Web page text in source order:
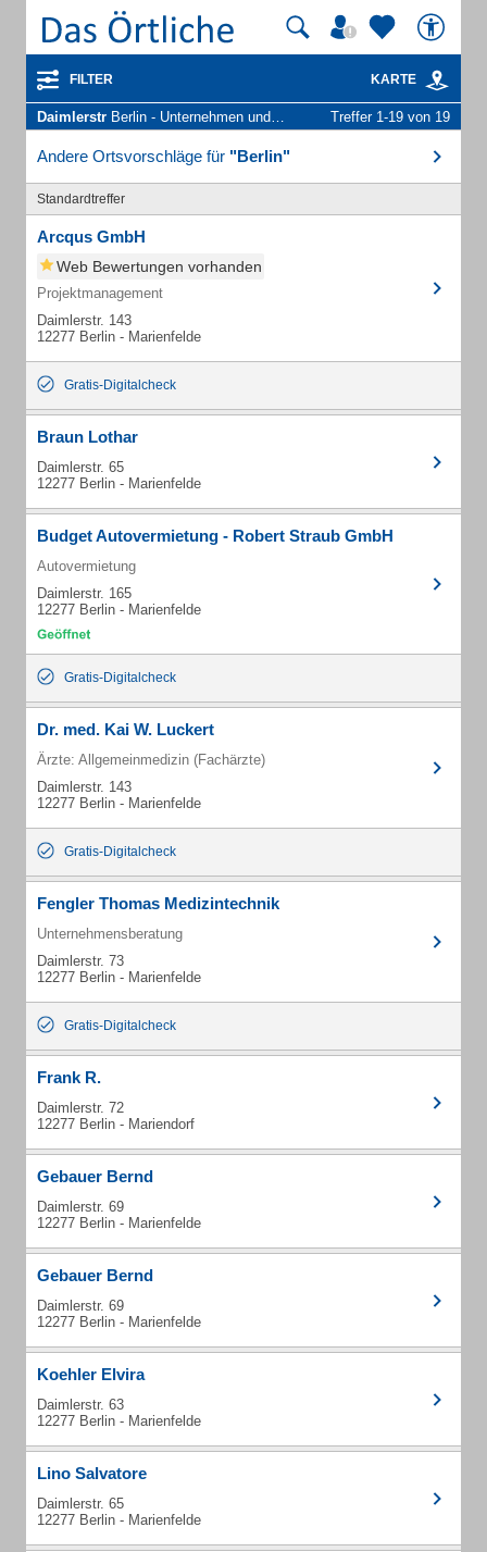
FILTER KARTE
Daimlerstr Berlin - Unternehmen und Personen Treffer 1-19 von 19
Andere Ortsvorschläge für "Berlin"
Standardtreffer
Arcqus GmbH
Web Bewertungen vorhanden
Projektmanagement
Daimlerstr. 143
12277 Berlin - Marienfelde
Gratis-Digitalcheck
Braun Lothar
Daimlerstr. 65
12277 Berlin - Marienfelde
Budget Autovermietung - Robert Straub GmbH
Autovermietung
Daimlerstr. 165
12277 Berlin - Marienfelde
Gratis-Digitalcheck
Dr. med. Kai W. Luckert
Ärzte: Allgemeinmedizin (Fachärzte)
Daimlerstr. 143
12277 Berlin - Marienfelde
Gratis-Digitalcheck
Fengler Thomas Medizintechnik
Unternehmensberatung
Daimlerstr. 73
12277 Berlin - Marienfelde
Gratis-Digitalcheck
Frank R.
Daimlerstr. 72
12277 Berlin - Mariendorf
Gebauer Bernd
Daimlerstr. 69
12277 Berlin - Marienfelde
Gebauer Bernd
Daimlerstr. 69
12277 Berlin - Marienfelde
Koehler Elvira
Daimlerstr. 63
12277 Berlin - Marienfelde
Lino Salvatore
Daimlerstr. 65
12277 Berlin - Marienfelde